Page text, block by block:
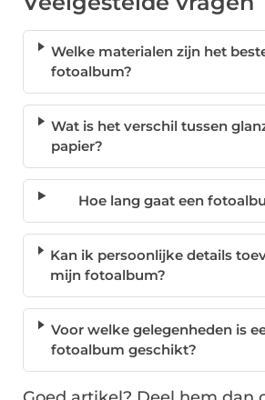
Welke materialen zijn het
fotoalbum?
Wat is het verschil tussen
papier?
Hoe lang gaat een
Kan ik persoonlijke details
mijn fotoalbum?
Voor welke gelegenheden is
fotoalbum geschikt?